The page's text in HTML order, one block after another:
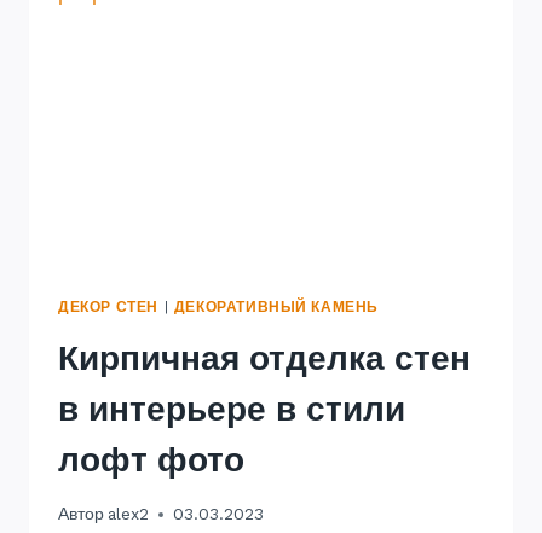
ДЕКОР СТЕН | ДЕКОРАТИВНЫЙ КАМЕНЬ
Кирпичная отделка стен
в интерьере в стили
лофт фото
Автор alex2 03.03.2023